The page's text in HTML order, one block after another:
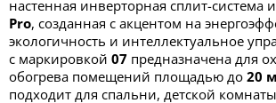
настенная инверторная сплит-система
Pro, созданная с акцентом на
экологичность и интеллектуальное
с маркировкой 07 предназначена для
обогрева помещений площадью до 20
подходит для спальни, детской